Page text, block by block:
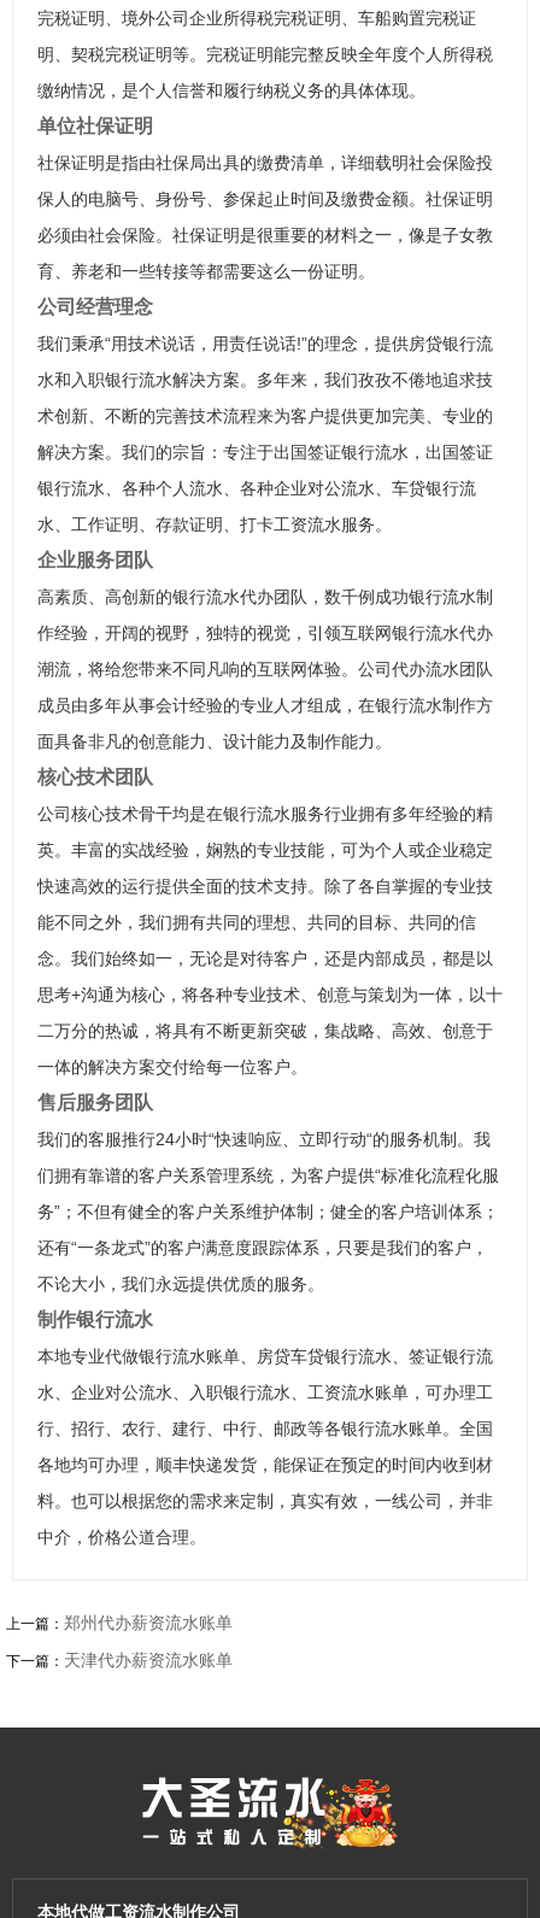
完税证明、境外公司企业所得税完税证明、车船购置完税证
明、契税完税证明等。完税证明能完整反映全年度个人所得税
缴纳情况，是个人信誉和履行纳税义务的具体体现。
单位社保证明
社保证明是指由社保局出具的缴费清单，详细载明社会保险投
保人的电脑号、身份号、参保起止时间及缴费金额。社保证明
必须由社会保险。社保证明是很重要的材料之一，像是子女教
育、养老和一些转接等都需要这么一份证明。
公司经营理念
我们秉承“用技术说话，用责任说话!”的理念，提供房贷银行流
水和入职银行流水解决方案。多年来，我们孜孜不倦地追求技
术创新、不断的完善技术流程来为客户提供更加完美、专业的
解决方案。我们的宗旨：专注于出国签证银行流水，出国签证
银行流水、各种个人流水、各种企业对公流水、车贷银行流
水、工作证明、存款证明、打卡工资流水服务。
企业服务团队
高素质、高创新的银行流水代办团队，数千例成功银行流水制
作经验，开阔的视野，独特的视觉，引领互联网银行流水代办
潮流，将给您带来不同凡响的互联网体验。公司代办流水团队
成员由多年从事会计经验的专业人才组成，在银行流水制作方
面具备非凡的创意能力、设计能力及制作能力。
核心技术团队
公司核心技术骨干均是在银行流水服务行业拥有多年经验的精
英。丰富的实战经验，娴熟的专业技能，可为个人或企业稳定
快速高效的运行提供全面的技术支持。除了各自掌握的专业技
能不同之外，我们拥有共同的理想、共同的目标、共同的信
念。我们始终如一，无论是对待客户，还是内部成员，都是以
思考+沟通为核心，将各种专业技术、创意与策划为一体，以十
二万分的热诚，将具有不断更新突破，集战略、高效、创意于
一体的解决方案交付给每一位客户。
售后服务团队
我们的客服推行24小时“快速响应、立即行动“的服务机制。我
们拥有靠谱的客户关系管理系统，为客户提供“标准化流程化服
务”；不但有健全的客户关系维护体制；健全的客户培训体系；
还有“一条龙式”的客户满意度跟踪体系，只要是我们的客户，
不论大小，我们永远提供优质的服务。
制作银行流水
本地专业代做银行流水账单、房贷车贷银行流水、签证银行流
水、企业对公流水、入职银行流水、工资流水账单，可办理工
行、招行、农行、建行、中行、邮政等各银行流水账单。全国
各地均可办理，顺丰快递发货，能保证在预定的时间内收到材
料。也可以根据您的需求来定制，真实有效，一线公司，并非
中介，价格公道合理。
上一篇： 郑州代办薪资流水账单
下一篇： 天津代办薪资流水账单
本地代做工资流水制作公司